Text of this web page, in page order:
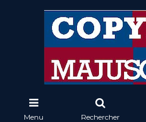
Menu Rechercher